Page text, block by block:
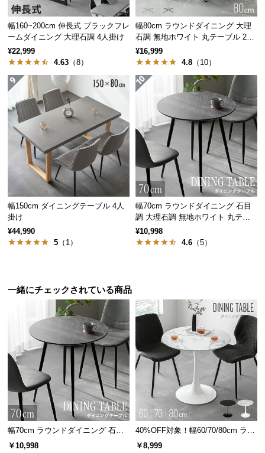
お
客
幅160~200cm 伸長式 ブラックフレ
ームダイニング 大理石調 4人掛け
¥22,999
4.63 （8）
幅80cm ラウンドダイニング 大理
石調 無地ホワイト 丸テーブル 2人
掛け
¥16,999
4.8 （10）
幅150cm ダイニングテーブル 4人
掛け
¥44,990
5 （1）
幅70cm ラウンドダイニング 石目
調 大理石調 無地ホワイト 丸テー
ブル 2人掛け
¥10,998
4.6 （5）
一緒にチェックされている商品
幅70cm ラウンドダイニング 石目
調 大理石調 無地ホワイト 丸テー
￥10,998
40%OFF対象！幅60/70/80cm ラウ
ンドダイニング 大理石調 丸テーブ
￥8,999